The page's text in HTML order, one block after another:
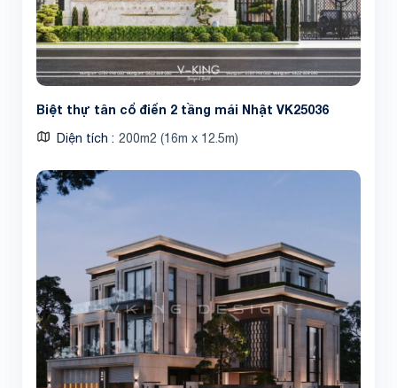
Share
Biệt thự tân cổ điển 2 tầng mái Nhật VK25036
Diện tích 200m2 (16m x 12.5m)